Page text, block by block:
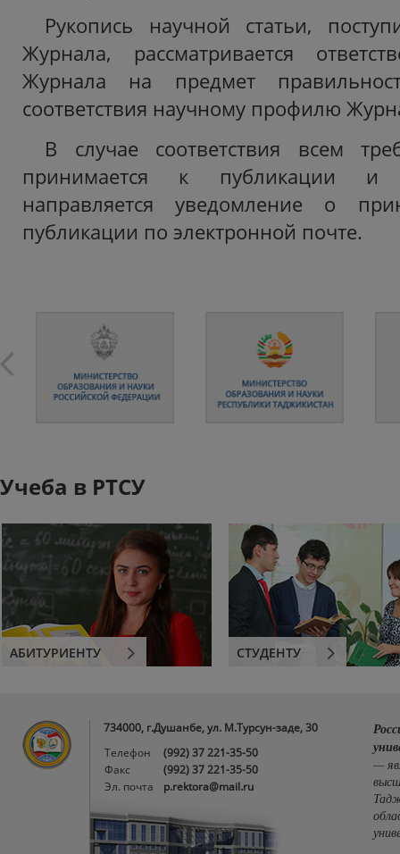
Рукопись научной статьи,
Журнала, рассматривается
Журнала на предмет
соответствия научному профилю
В случае соответствия всем
принимается к публикации и
направляется уведомление о
публикации по электронной почте.
Учеба в РТСУ
АБИТУРИЕНТУ СТУДЕНТУ
734000, г.Душанбе, ул. М.Турсун-заде, 30
Телефон
(992) 37 221-35-50
Факс
(992) 37 221-35-50
Эл. почта
p.rektora@mail.ru
—